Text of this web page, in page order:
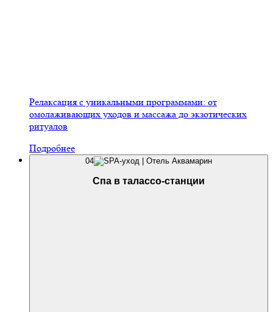
Релаксация с уникальными программами: от
омолаживающих уходов и массажа до экзотических
ритуалов
Подробнее
04
Спа в талассо-станции